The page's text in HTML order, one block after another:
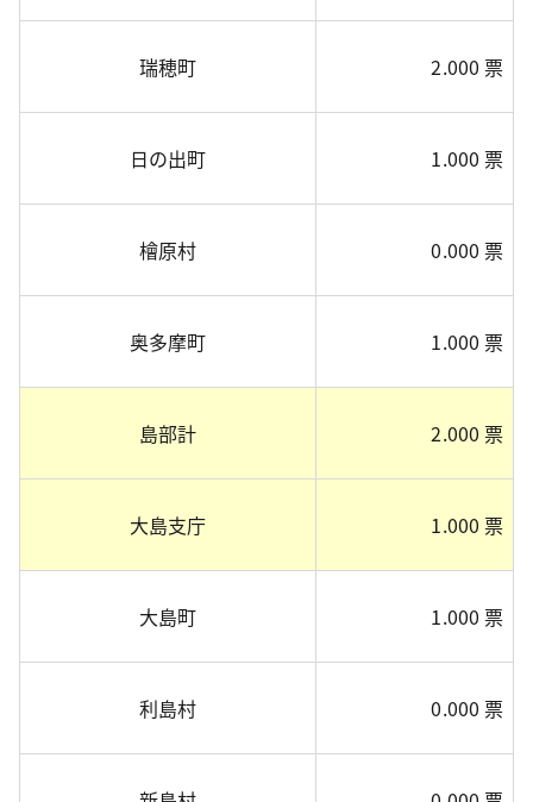
瑞穂町 2.000 票
日の出町 1.000 票
檜原村 0.000 票
奥多摩町 1.000 票
島部計 2.000 票
大島支庁 1.000 票
大島町 1.000 票
利島村 0.000 票